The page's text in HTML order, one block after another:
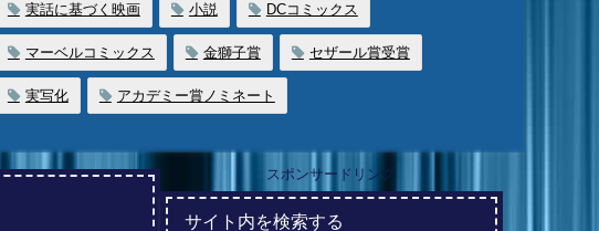
実話に基づく映画 小説 DCコミックス
マーベルコミックス 金獅子賞 セザール賞受賞
実写化 アカデミー賞ノミネート
スポンサードリンク
サイト内を検索する